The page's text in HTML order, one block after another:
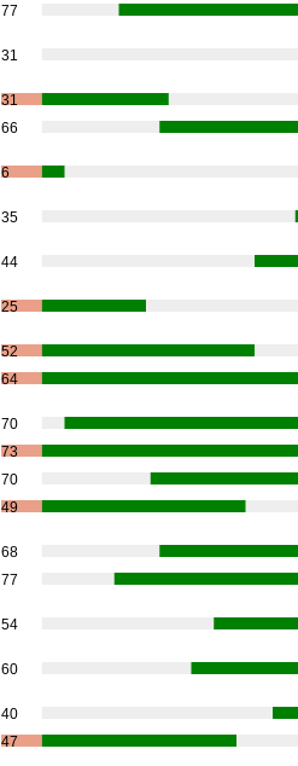
77
31
31
66
6
35
44
25
52
64
70
73
70
49
68
77
54
60
40
47